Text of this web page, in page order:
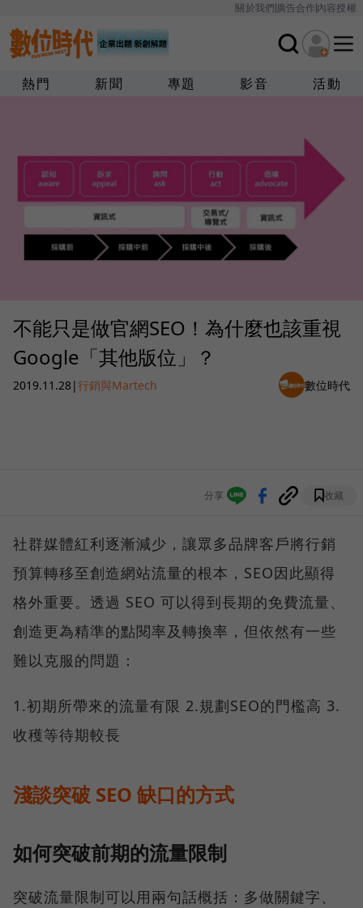
關於我們廣告合作內容授權
熱門 新聞 專題 影音 活動
不能只是做官網SEO！為什麼也該重視
Google「其他版位」？
2019.11.28|行銷與Martech 數位時代
分享 收藏
社群媒體紅利逐漸減少，讓眾多品牌客戶將行銷
預算轉移至創造網站流量的根本，SEO因此顯得
格外重要。透過 SEO 可以得到長期的免費流量、
創造更為精準的點閱率及轉換率，但依然有一些
難以克服的問題：
1.初期所帶來的流量有限 2.規劃SEO的門檻高 3.
收穫等待期較長
淺談突破 SEO 缺口的方式
如何突破前期的流量限制
突破流量限制可以用兩句話概括：多做關鍵字、